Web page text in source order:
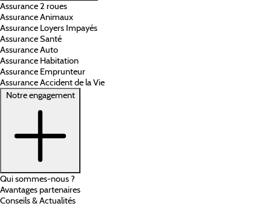
Assurance 2 roues
Assurance Animaux
Assurance Loyers Impayés
Assurance Santé
Assurance Auto
Assurance Habitation
Assurance Emprunteur
Assurance Accident de la Vie
Notre engagement
Qui sommes-nous ?
Avantages partenaires
Conseils & Actualités